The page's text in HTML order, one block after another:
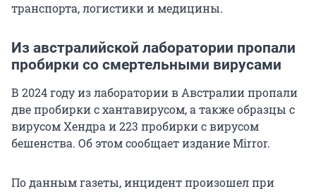
транспорта, логистики и медицины.
Из австралийской лаборатории пропали
пробирки со смертельными вирусами
В 2024 году из лаборатории в Австралии пропали
две пробирки с хантавирусом, а также образцы с
вирусом Хендра и 223 пробирки с вирусом
бешенства. Об этом сообщает издание Mirror.
По данным газеты, инцидент произошел при